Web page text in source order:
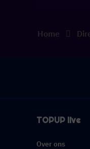
Home
TOPUP live
Over ons